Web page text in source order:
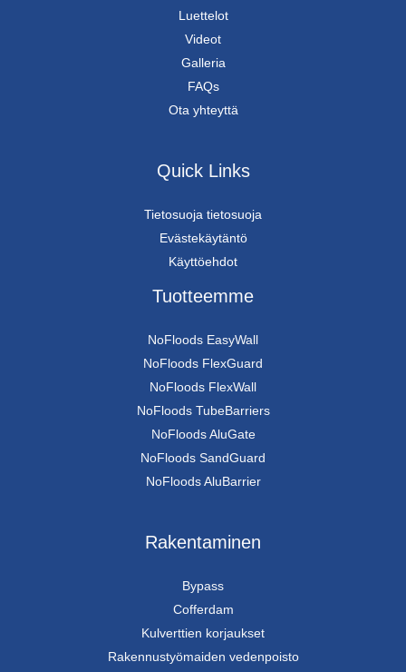
Luettelot
Videot
Galleria
FAQs
Ota yhteyttä
Quick Links
Tietosuoja tietosuoja
Evästekäytäntö
Käyttöehdot
Tuotteemme
NoFloods EasyWall
NoFloods FlexGuard
NoFloods FlexWall
NoFloods TubeBarriers
NoFloods AluGate
NoFloods SandGuard
NoFloods AluBarrier
Rakentaminen
Bypass
Cofferdam
Kulverttien korjaukset
Rakennustyömaiden vedenpoisto